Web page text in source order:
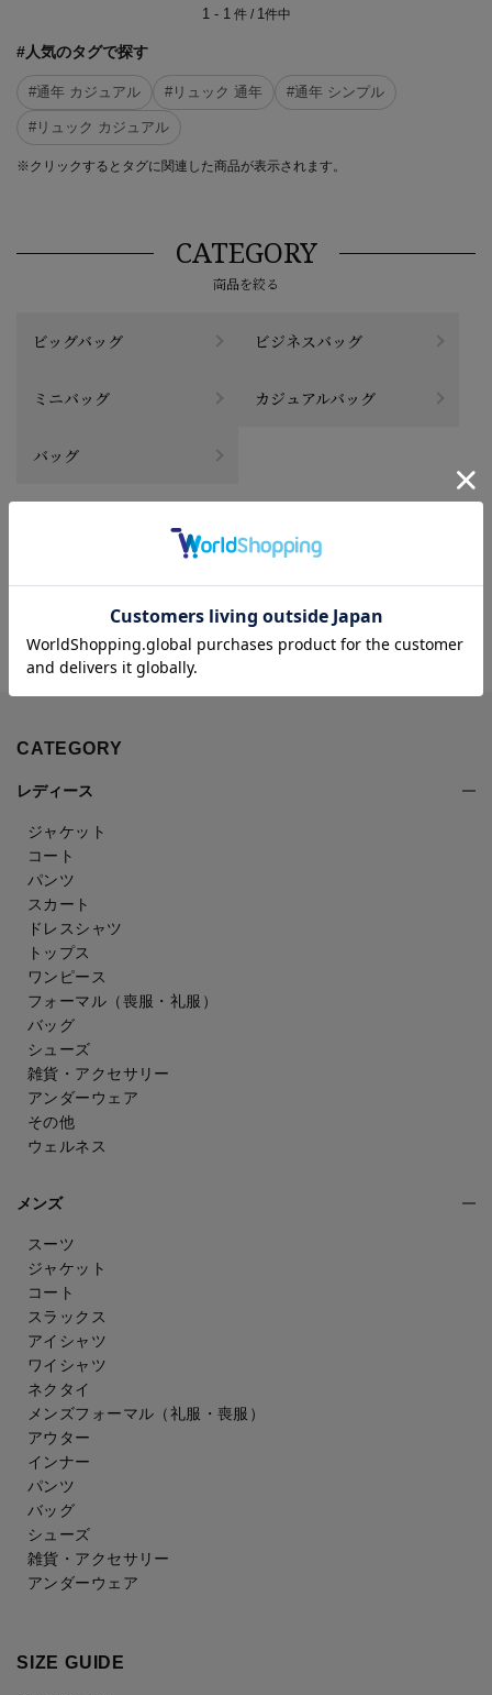
1 - 1件 / 1件中
#人気のタグで探す
#通年 カジュアル #リュック 通年 #通年 シンプル
#リュック カジュアル
※クリックするとタグに関連した商品が表示されます。
CATEGORY
商品を絞る
ビッグバッグ ビジネスバッグ
ミニバッグ カジュアルバッグ
バッグ
CATEGORY
レディース
ジャケット
コート
パンツ
スカート
ドレスシャツ
トップス
ワンピース
フォーマル（喪服・礼服）
バッグ
シューズ
雑貨・アクセサリー
アンダーウェア
その他
ウェルネス
メンズ
スーツ
ジャケット
コート
スラックス
アイシャツ
ワイシャツ
ネクタイ
メンズフォーマル （礼服・喪服）
アウター
インナー
パンツ
バッグ
シューズ
雑貨・アクセサリー
アンダーウェア
SIZE GUIDE